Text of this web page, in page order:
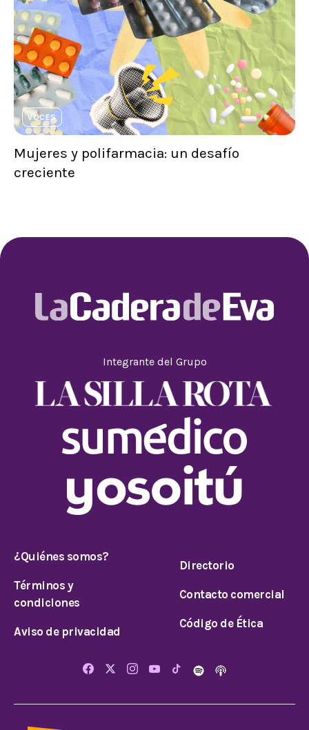
VOCES
Mujeres y polifarmacia: un desafío
creciente
Integrante del Grupo
¿Quiénes somos?
Términos y
condiciones
Aviso de privacidad
Directorio
Contacto comercial
Código de Ética